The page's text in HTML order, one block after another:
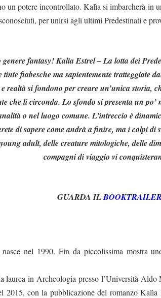
un potere incontrollato. Kalìa si imbarcherà in
per unirsi agli ultimi Predestinati e
fantasy! Kalìa Estrel – La lotta dei
tinte fiabesche ma sapientemente tratteggiate
realtà si fondono per creare un’unica storia,
che li circonda. Lo sfondo si presenta un
o nel luogo comune. L’intreccio è
di sapere come andrà a finire, ma i colpi
adult, delle creature mitologiche, delle
compagni di viaggio vi
GUARDA ILBOOKTRAILER
nel 1990. Fin da piccolissima mostra
laurea in Archeologia presso l’Università
2015, con la pubblicazione del romanzo